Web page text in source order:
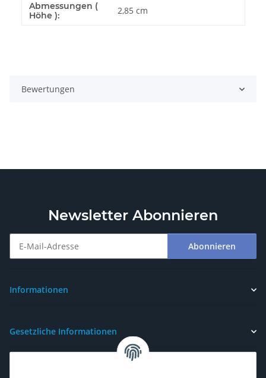
Abmessungen (
Höhe ):
2,85 cm
Bewertungen
Newsletter Abonnieren
Abonnieren
Informationen
Gesetzliche Informationen